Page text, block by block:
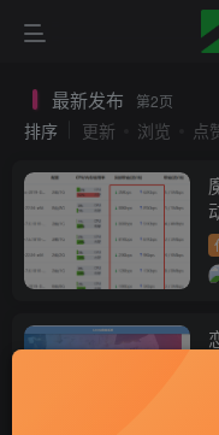
最新发布 第2页
排序 更新 浏览 点